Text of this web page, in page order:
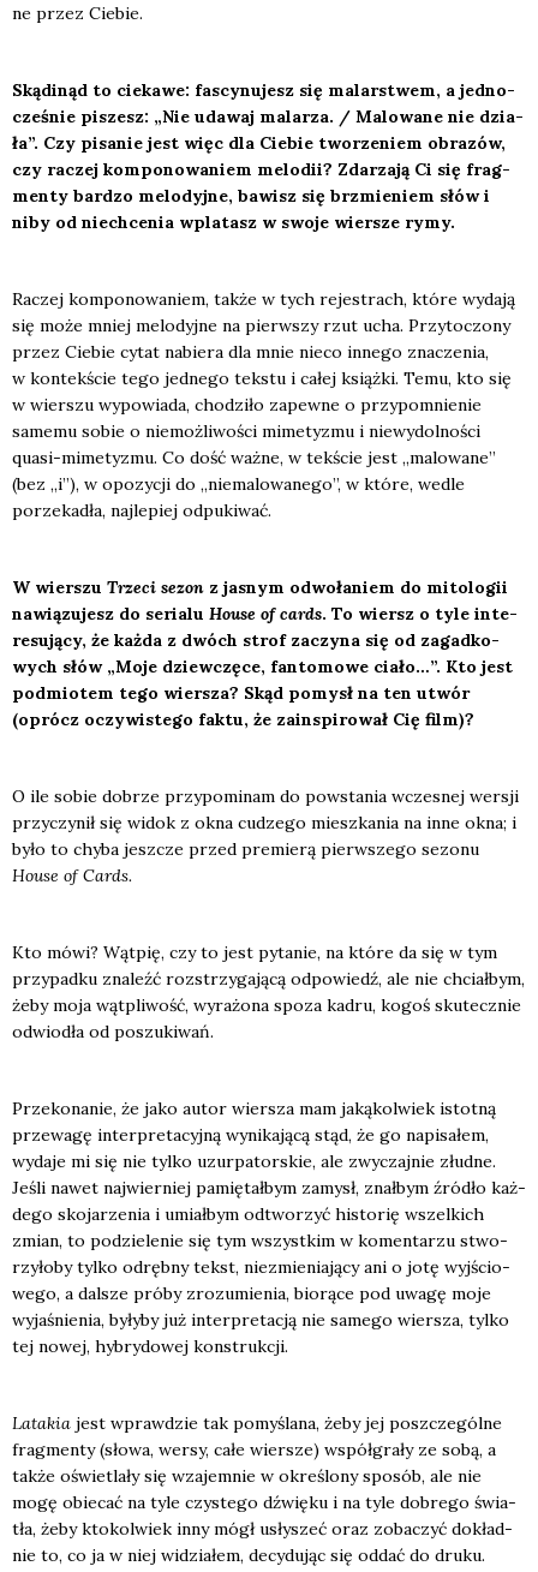
ne przez Cie­bie.
Skąd­inąd to cie­ka­we: fascy­nu­jesz się malar­stwem, a jed­no­
cze­śnie piszesz: „Nie uda­waj mala­rza. / Malo­wa­ne nie dzia­
ła”. Czy pisa­nie jest więc dla Cie­bie two­rze­niem obra­zów,
czy raczej kom­po­no­wa­niem melo­dii? Zda­rza­ją Ci się frag­
men­ty bar­dzo melo­dyj­ne, bawisz się brzmie­niem słów i
niby od nie­chce­nia wpla­tasz w swo­je wier­sze rymy.
Raczej kom­po­no­wa­niem, tak­że w tych reje­strach, któ­re wyda­ją
się może mniej melo­dyj­ne na pierw­szy rzut ucha. Przy­to­czo­ny
przez Cie­bie cytat nabie­ra dla mnie nie­co inne­go zna­cze­nia,
w kon­tek­ście tego jed­ne­go tek­stu i całej książ­ki. Temu, kto się
w wier­szu wypo­wia­da, cho­dzi­ło zapew­ne o przy­po­mnie­nie
same­mu sobie o nie­moż­li­wo­ści mime­ty­zmu i nie­wy­dol­no­ści
quasi-mime­ty­zmu. Co dość waż­ne, w tek­ście jest „malo­wa­ne”
(bez „i”), w opo­zy­cji do „nie­ma­lo­wa­ne­go”, w któ­re, wedle
porze­ka­dła, naj­le­piej odpu­ki­wać.
W wier­szu Trze­ci sezon z jasnym odwo­ła­niem do mito­lo­gii
nawią­zu­jesz do seria­lu House of cards. To wiersz o tyle inte­
re­su­ją­cy, że każ­da z dwóch strof zaczy­na się od zagad­ko­
wych słów „Moje dziew­czę­ce, fan­to­mo­we cia­ło…”. Kto jest
pod­mio­tem tego wier­sza? Skąd pomysł na ten utwór
(oprócz oczy­wi­ste­go fak­tu, że zain­spi­ro­wał Cię film)?
O ile sobie dobrze przy­po­mi­nam do powsta­nia wcze­snej wer­sji
przy­czy­nił się widok z okna cudze­go miesz­ka­nia na inne okna; i
było to chy­ba jesz­cze przed pre­mie­rą pierw­sze­go sezo­nu
House of Cards.
Kto mówi? Wąt­pię, czy to jest pyta­nie, na któ­re da się w tym
przy­pad­ku zna­leźć roz­strzy­ga­ją­cą odpo­wiedź, ale nie chciał­bym,
żeby moja wąt­pli­wość, wyra­żo­na spo­za kadru, kogoś sku­tecz­nie
odwio­dła od poszu­ki­wań.
Prze­ko­na­nie, że jako autor wier­sza mam jaką­kol­wiek istot­ną
prze­wa­gę inter­pre­ta­cyj­ną wyni­ka­ją­cą stąd, że go napi­sa­łem,
wyda­je mi się nie tyl­ko uzur­pa­tor­skie, ale zwy­czaj­nie złud­ne.
Jeśli nawet naj­wier­niej pamię­tał­bym zamysł, znał­bym źró­dło każ­
de­go sko­ja­rze­nia i umiał­bym odtwo­rzyć histo­rię wszel­kich
zmian, to podzie­le­nie się tym wszyst­kim w komen­ta­rzu stwo­
rzy­ło­by tyl­ko odręb­ny tekst, nie­zmie­nia­ją­cy ani o jotę wyj­ścio­
we­go, a dal­sze pró­by zro­zu­mie­nia, bio­rą­ce pod uwa­gę moje
wyja­śnie­nia, były­by już inter­pre­ta­cją nie same­go wier­sza, tyl­ko
tej nowej, hybry­do­wej kon­struk­cji.
Lata­kia jest wpraw­dzie tak pomy­śla­na, żeby jej poszcze­gól­ne
frag­men­ty (sło­wa, wer­sy, całe wier­sze) współ­gra­ły ze sobą, a
tak­że oświe­tla­ły się wza­jem­nie w okre­ślo­ny spo­sób, ale nie
mogę obie­cać na tyle czy­ste­go dźwię­ku i na tyle dobre­go świa­
tła, żeby kto­kol­wiek inny mógł usły­szeć oraz zoba­czyć dokład­
nie to, co ja w niej widzia­łem, decy­du­jąc się oddać do dru­ku.